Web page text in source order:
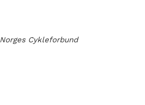
Norges Cykleforbund